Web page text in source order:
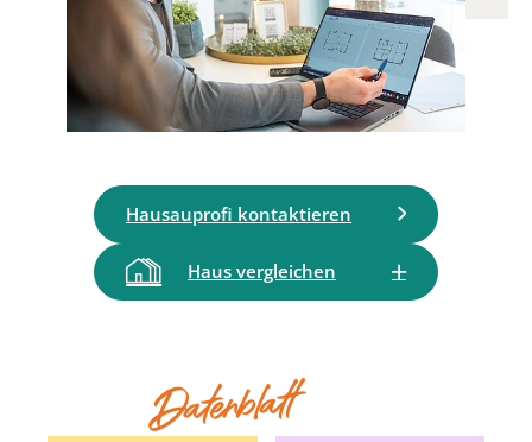
Hausauprofi kontaktieren
Haus vergleichen
Datenblatt